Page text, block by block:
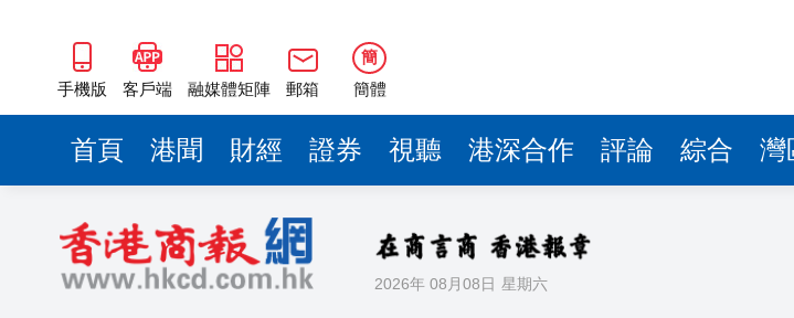
手機版 客戶端 融媒體矩陣 郵箱
簡
簡體
首頁 港聞 財經 證券 視聽 港深合作 評論 綜合 灣
2026年 08月08日 星期六